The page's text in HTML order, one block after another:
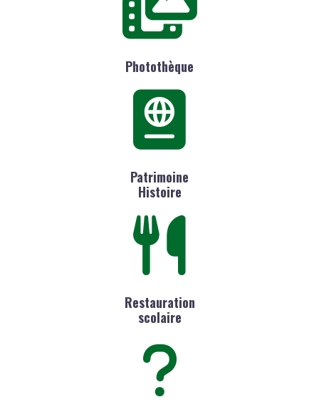
Photothèque
Patrimoine
Histoire
Restauration
scolaire